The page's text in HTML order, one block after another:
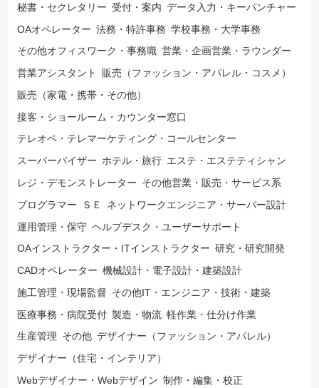
秘書・セクレタリー 受付・案内 データ入力・キーパンチャー
OAオペレーター 法務・特許事務 学校事務・大学事務
その他オフィスワーク・事務職 営業・企画営業・ラウンダー
営業アシスタント
販売（ファッション・アパレル・コスメ）
販売（家電・携帯・その他）
接客・ショールーム・カウンター窓口
テレオペ・テレマーケティング・コールセンター
スーパーバイザー ホテル・旅行 エステ・エステティシャン
レジ・デモンストレーター その他営業・販売・サービス系
プログラマー
ＳＥ
ネットワークエンジニア・サーバー設計
運用管理・保守 ヘルプデスク・ユーザーサポート
OAインストラクター・ITインストラクター 研究・研究開発
CADオペレーター 機械設計・電子設計・建築設計
施工管理・現場監督 その他IT・エンジニア・技術・建築
医療事務・病院受付 製造・物流 軽作業・仕分け作業
生産管理 その他 デザイナー（ファッション・アパレル）
デザイナー（住宅・インテリア）
Webデザイナー・Webデザイン 制作・編集・校正